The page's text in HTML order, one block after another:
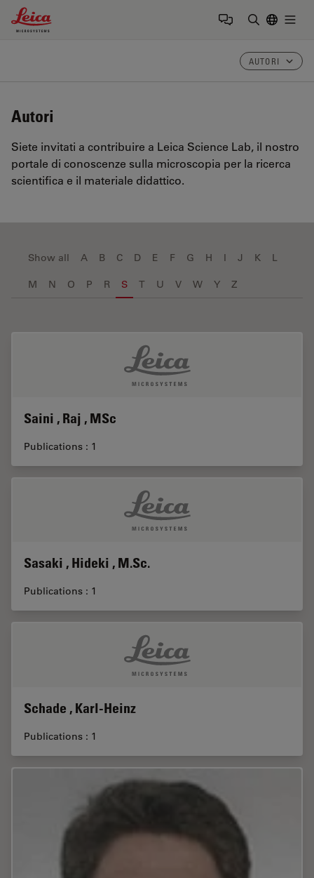
Leica Microsystems Logo
AUTORI
Autori
Siete invitati a contribuire a Leica Science Lab, il nostro
portale di conoscenze sulla microscopia per la ricerca
scientifica e il materiale didattico.
Show all A B C D E F G H I J K L
M N O P R S T U V W Y Z
Saini , Raj , MSc
Publications : 1
Sasaki , Hideki , M.Sc.
Publications : 1
Schade , Karl-Heinz
Publications : 1